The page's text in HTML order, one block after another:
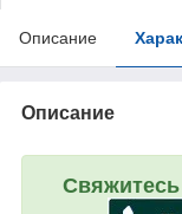
Описание
Описание